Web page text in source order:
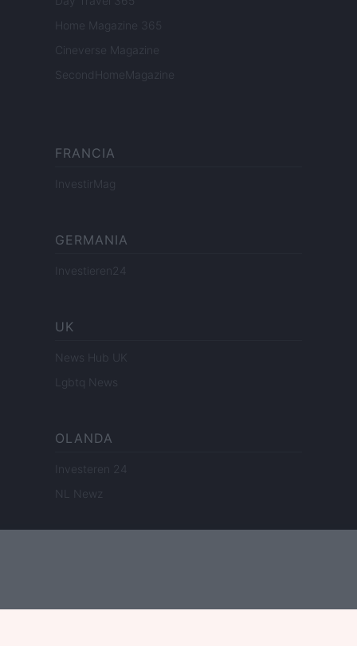
Home Magazine 365
Cineverse Magazine
SecondHomeMagazine
FRANCIA
InvestirMag
GERMANIA
Investieren24
UK
News Hub UK
Lgbtq News
OLANDA
Investeren 24
NL Newz